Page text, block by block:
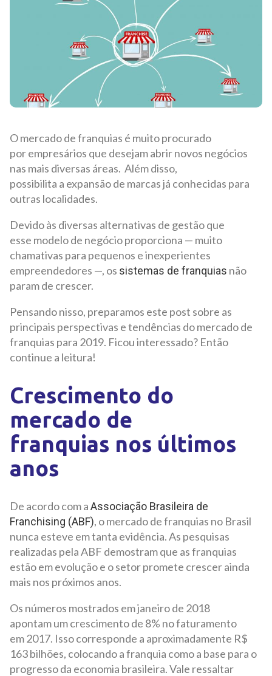
O mercado de franquias é muito procurado
por empresários que desejam abrir novos negócios
nas mais diversas áreas. Além disso,
possibilita a expansão de marcas já conhecidas para
outras localidades.
Devido às diversas alternativas de gestão que
esse modelo de negócio proporciona — muito
chamativas para pequenos e inexperientes
empreendedores —, os sistemas de franquias não
param de crescer.
Pensando nisso, preparamos este post sobre as
principais perspectivas e tendências do mercado de
franquias para 2019. Ficou interessado? Então
continue a leitura!
Crescimento do
mercado de
franquias nos últimos
anos
De acordo com aAssociação Brasileira de
Franchising (ABF), o mercado de franquias no Brasil
nunca esteve em tanta evidência. As pesquisas
realizadas pela ABF demostram que as franquias
estão em evolução e o setor promete crescer ainda
mais nos próximos anos.
Os números mostrados em janeiro de 2018
apontam um crescimento de 8% no faturamento
em 2017. Isso corresponde a aproximadamente R$
163 bilhões, colocando a franquia como a base para o
progresso da economia brasileira. Vale ressaltar